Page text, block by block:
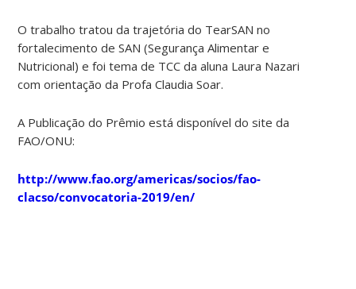
O trabalho tratou da trajetória do TearSAN no
fortalecimento de SAN (Segurança Alimentar e
Nutricional) e foi tema de TCC da aluna Laura Nazari
com orientação da Profa Claudia Soar.
A Publicação do Prêmio está disponível do site da
FAO/ONU:
http://www.fao.org/americas/socios/fao-
clacso/convocatoria-2019/en/